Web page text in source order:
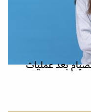
بعد عمليات